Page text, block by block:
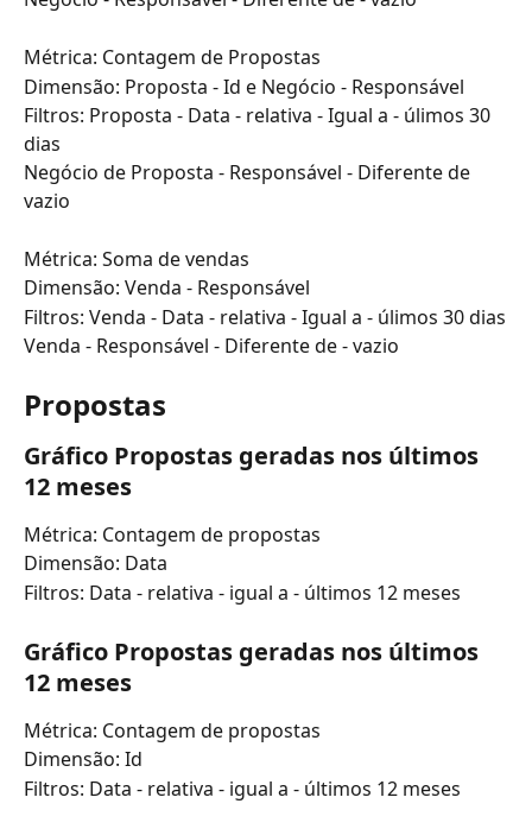
Métrica: Contagem de Propostas
Dimensão: Proposta - Id e Negócio - Responsável
Filtros: Proposta - Data - relativa - Igual a - úlimos 30
dias
Negócio de Proposta - Responsável - Diferente de
vazio
Métrica: Soma de vendas
Dimensão: Venda - Responsável
Filtros: Venda - Data - relativa - Igual a - úlimos 30 dias
Venda - Responsável - Diferente de - vazio
Propostas
Gráfico Propostas geradas nos últimos
12 meses
Métrica: Contagem de propostas
Dimensão: Data
Filtros: Data - relativa - igual a - últimos 12 meses
Gráfico Propostas geradas nos últimos
12 meses
Métrica: Contagem de propostas
Dimensão: Id
Filtros: Data - relativa - igual a - últimos 12 meses